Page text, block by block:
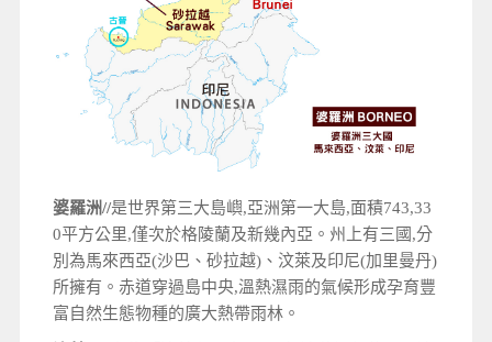
婆羅洲//是世界第三大島嶼,亞洲第一大島,面積743,33
0平方公里,僅次於格陵蘭及新幾內亞。州上有三國,分
別為馬來西亞(沙巴、砂拉越)、汶萊及印尼(加里曼丹)
所擁有。赤道穿過島中央,溫熱濕雨的氣候形成孕育豐
富自然生態物種的廣大熱帶雨林。